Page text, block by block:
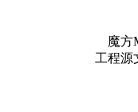
魔方
工程源